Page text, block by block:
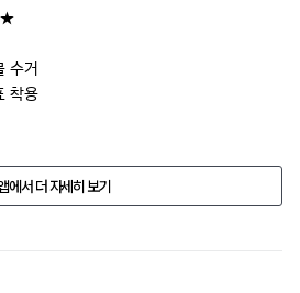
★
수거
착용
.
에서 더 자세히 보기